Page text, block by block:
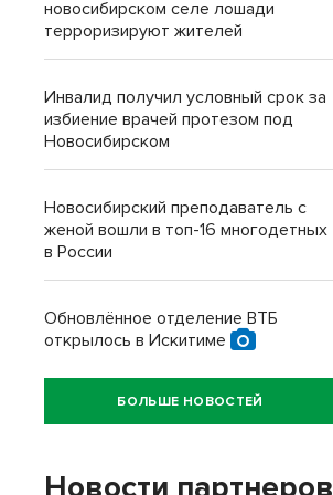
новосибирском селе лошади
терроризируют жителей
Инвалид получил условный срок за
избиение врачей протезом под
Новосибирском
Новосибирский преподаватель с
женой вошли в топ-16 многодетных
в России
Обновлённое отделение ВТБ
открылось в Искитиме
БОЛЬШЕ НОВОСТЕЙ
Новости партнеров